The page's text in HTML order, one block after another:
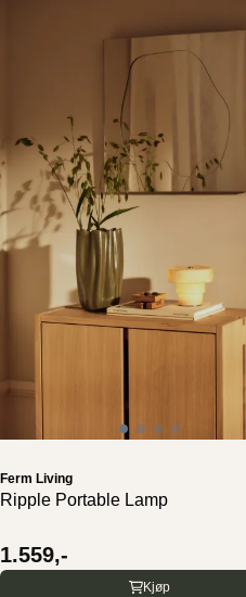
Ferm Living
Ripple Portable Lamp
1.559,-
Kjøp